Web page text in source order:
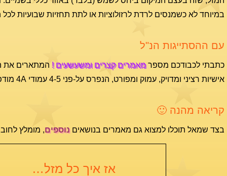
במיוחד לא כשמנסים לרדת לרזולוציות או לתת תחזיות שבועיות לכל
עם ההסתייגות הנ"ל
כתבתי לכבודכם מספרמאמרים קצרים ומשעשעים ! המתארים את
אישיות רציני ומדויק, עמוק ומפורט, הנפרס על-פני 4-5 עמודי 4A מודפסים, יש להזמין
קריאה מהנה 🙂
בצד שמאל תוכלו למצוא גם מאמרים בנושאים נוספים, מומלץ
אז איך כל מזל…